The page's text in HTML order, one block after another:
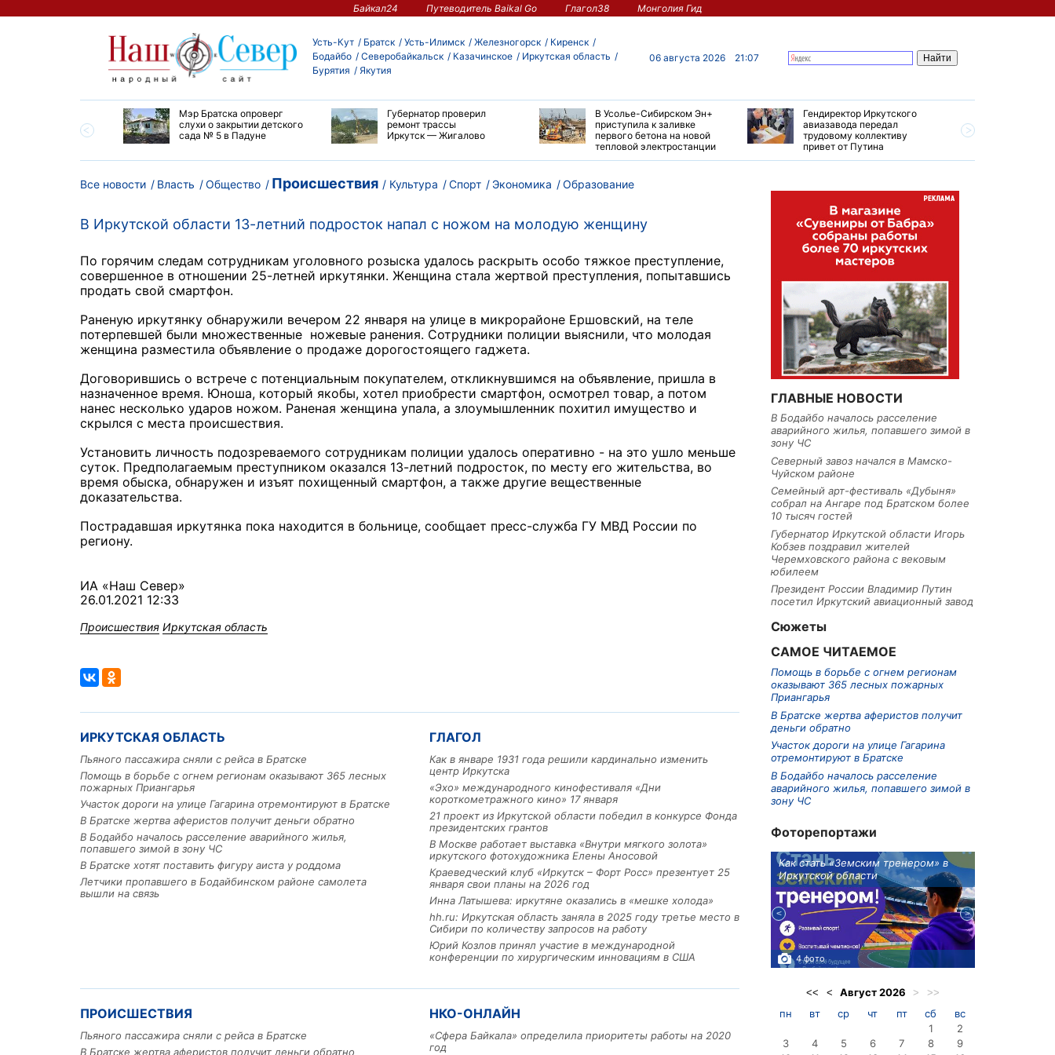
Байкал24 Путеводитель Baikal Go Глагол38 Монголия Гид
Усть-Кут Братск Усть-Илимск Железногорск
Киренск
Бодайбо
Северобайкальск Казачинское
Иркутская область
Бурятия
Якутия
06 августа 2026 21:07
Мэр Братска опроверг
слухи о закрытии детского
сада № 5 в Падуне
Губернатор проверил
ремонт трассы
Иркутск — Жигалово
В Усолье-Сибирском Эн+
приступила к заливке
первого бетона на новой
тепловой электростанции
Гендиректор Иркутского
авиазавода передал
трудовому коллективу
привет от Путина
Все новости Власть Общество Происшествия Культура Спорт Экономика Образование
В Иркутской области 13-летний подросток напал с ножом на молодую женщину
По горячим следам сотрудникам уголовного розыска удалось раскрыть особо тяжкое преступление,
совершенное в отношении 25-летней иркутянки. Женщина стала жертвой преступления, попытавшись
продать свой смартфон.
Раненую иркутянку обнаружили вечером 22 января на улице в микрорайоне Ершовский, на теле
потерпевшей были множественные ножевые ранения. Сотрудники полиции выяснили, что молодая
женщина разместила объявление о продаже дорогостоящего гаджета.
Договорившись о встрече с потенциальным покупателем, откликнувшимся на объявление, пришла в
назначенное время. Юноша, который якобы, хотел приобрести смартфон, осмотрел товар, а потом
нанес несколько ударов ножом. Раненая женщина упала, а злоумышленник похитил имущество и
скрылся с места происшествия.
Установить личность подозреваемого сотрудникам полиции удалось оперативно - на это ушло меньше
суток. Предполагаемым преступником оказался 13-летний подросток, по месту его жительства, во
время обыска, обнаружен и изъят похищенный смартфон, а также другие вещественные
доказательства.
Пострадавшая иркутянка пока находится в больнице, сообщает пресс-служба ГУ МВД России по
региону.
ИА «Наш Север»
26.01.2021 12:33
Происшествия Иркутская область
ИРКУТСКАЯ ОБЛАСТЬ
Пьяного пассажира сняли с рейса в Братске
Помощь в борьбе с огнем регионам оказывают 365 лесных
пожарных Приангарья
Участок дороги на улице Гагарина отремонтируют в Братске
В Братске жертва аферистов получит деньги обратно
В Бодайбо началось расселение аварийного жилья,
попавшего зимой в зону ЧС
В Братске хотят поставить фигуру аиста у роддома
Летчики пропавшего в Бодайбинском районе самолета
вышли на связь
ГЛАГОЛ
Как в январе 1931 года решили кардинально изменить
центр Иркутска
«Эхо» международного кинофестиваля «Дни
короткометражного кино» 17 января
21 проект из Иркутской области победил в конкурсе Фонда
президентских грантов
В Москве работает выставка «Внутри мягкого золота»
иркутского фотохудожника Елены Аносовой
Краеведческий клуб «Иркутск – Форт Росс» презентует 25
января свои планы на 2026 год
Инна Латышева: иркутяне оказались в «мешке холода»
hh.ru: Иркутская область заняла в 2025 году третье место в
Сибири по количеству запросов на работу
Юрий Козлов принял участие в международной
конференции по хирургическим инновациям в США
ПРОИСШЕСТВИЯ
Пьяного пассажира сняли с рейса в Братске
В Братске жертва аферистов получит деньги обратно
НКО-ОНЛАЙН
«Сфера Байкала» определила приоритеты работы на 2020
год
ГЛАВНЫЕ НОВОСТИ
В Бодайбо началось расселение
аварийного жилья, попавшего зимой в
зону ЧС
Северный завоз начался в Мамско-
Чуйском районе
Семейный арт-фестиваль «Дубыня»
собрал на Ангаре под Братском более
10 тысяч гостей
Губернатор Иркутской области Игорь
Кобзев поздравил жителей
Черемховского района с вековым
юбилеем
Президент России Владимир Путин
посетил Иркутский авиационный завод
Сюжеты
САМОЕ ЧИТАЕМОЕ
Помощь в борьбе с огнем регионам
оказывают 365 лесных пожарных
Приангарья
В Братске жертва аферистов получит
деньги обратно
Участок дороги на улице Гагарина
отремонтируют в Братске
В Бодайбо началось расселение
аварийного жилья, попавшего зимой в
зону ЧС
Фоторепортажи
Льготный заём в 9 миллионов
рублей получит
машиностроительное предприятие
из Иркутской области
3 фото
Как стать «Земским тренером» в
Иркутской области
4 фото
<< < Август2026 > >>
пн вт ср чт пт сб
вс
1
2
3
4 5 6 7 8
9